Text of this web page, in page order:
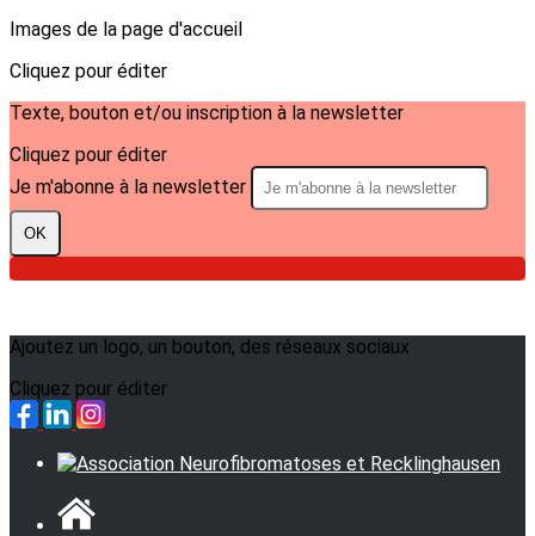
Images de la page d'accueil
Cliquez pour éditer
Texte, bouton et/ou inscription à la newsletter
Cliquez pour éditer
Je m'abonne à la newsletter
OK
Ajoutez un logo, un bouton, des réseaux sociaux
Cliquez pour éditer